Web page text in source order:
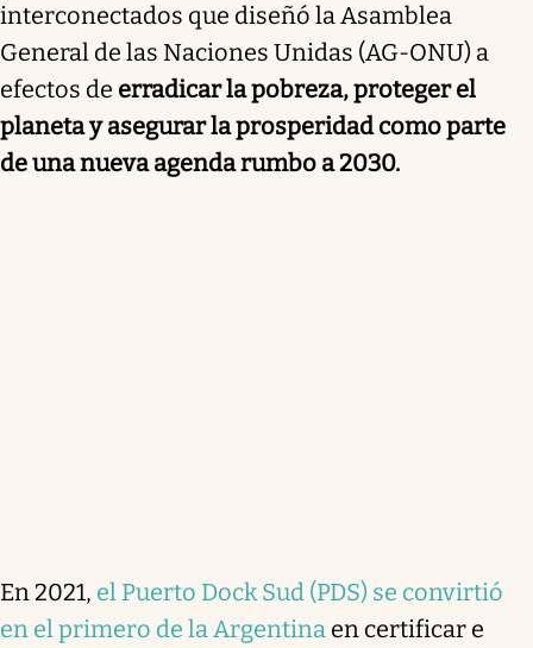
interconectados que diseñó la Asamblea
General de las Naciones Unidas (AG-ONU) a
efectos de erradicar la pobreza, proteger el
planeta y asegurar la prosperidad como parte
de una nueva agenda rumbo a 2030.
En 2021, el Puerto Dock Sud (PDS) se convirtió
en el primero de la Argentina en certificar e